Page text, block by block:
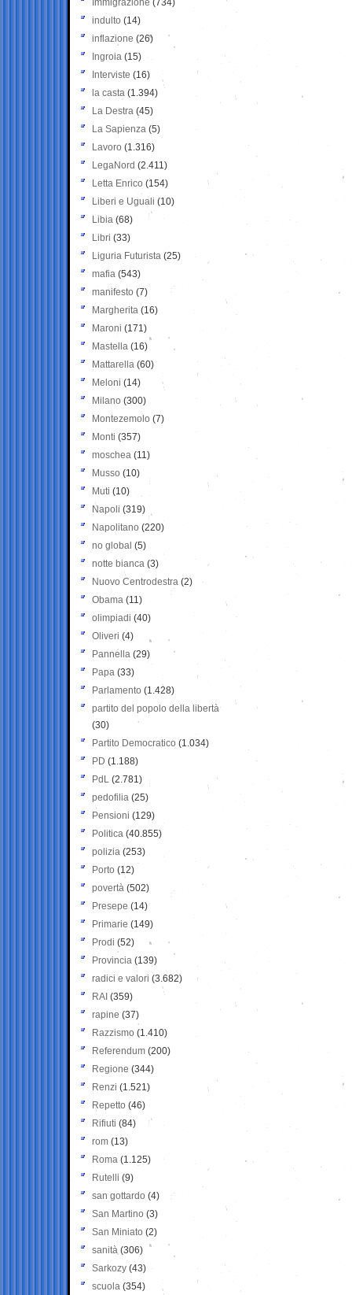
Immigrazione (734)
indulto (14)
inflazione (26)
Ingroia (15)
Interviste (16)
la casta (1.394)
La Destra (45)
La Sapienza (5)
Lavoro (1.316)
LegaNord (2.411)
Letta Enrico (154)
Liberi e Uguali (10)
Libia (68)
Libri (33)
Liguria Futurista (25)
mafia (543)
manifesto (7)
Margherita (16)
Maroni (171)
Mastella (16)
Mattarella (60)
Meloni (14)
Milano (300)
Montezemolo (7)
Monti (357)
moschea (11)
Musso (10)
Muti (10)
Napoli (319)
Napolitano (220)
no global (5)
notte bianca (3)
Nuovo Centrodestra (2)
Obama (11)
olimpiadi (40)
Oliveri (4)
Pannella (29)
Papa (33)
Parlamento (1.428)
partito del popolo della libertà
(30)
Partito Democratico (1.034)
PD (1.188)
PdL (2.781)
pedofilia (25)
Pensioni (129)
Politica (40.855)
polizia (253)
Porto (12)
povertà (502)
Presepe (14)
Primarie (149)
Prodi (52)
Provincia (139)
radici e valori (3.682)
RAI (359)
rapine (37)
Razzismo (1.410)
Referendum (200)
Regione (344)
Renzi (1.521)
Repetto (46)
Rifiuti (84)
rom (13)
Roma (1.125)
Rutelli (9)
san gottardo (4)
San Martino (3)
San Miniato (2)
sanità (306)
Sarkozy (43)
scuola (354)